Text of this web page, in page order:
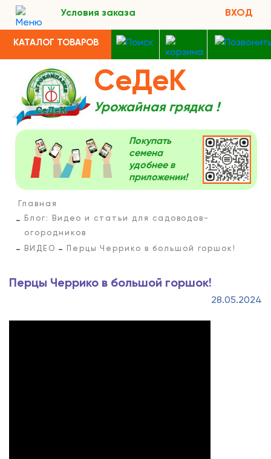
Условия заказа ВХОД
КАТАЛОГ ТОВАРОВ
СеДеК
Урожайная грядка !
Покупать
семена
удобнее в
приложении!
Главная
Блог: Видео и статьи для садоводов-
огородников
ВИДЕО
Перцы Черрико в большой горшок!
Перцы Черрико в большой горшок!
28.05.2024